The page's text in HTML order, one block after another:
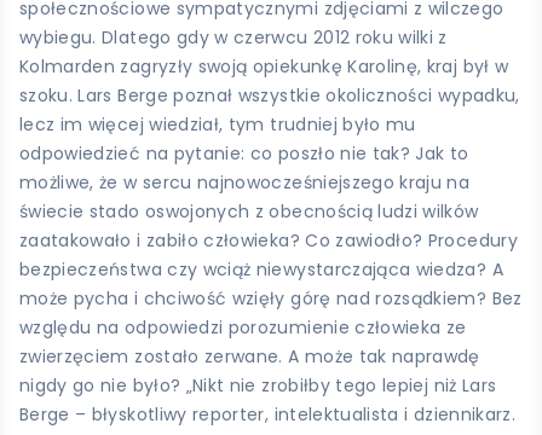
społecznościowe sympatycznymi zdjęciami z wilczego
wybiegu. Dlatego gdy w czerwcu 2012 roku wilki z
Kolmarden zagryzły swoją opiekunkę Karolinę, kraj był w
szoku. Lars Berge poznał wszystkie okoliczności wypadku,
lecz im więcej wiedział, tym trudniej było mu
odpowiedzieć na pytanie: co poszło nie tak? Jak to
możliwe, że w sercu najnowocześniejszego kraju na
świecie stado oswojonych z obecnością ludzi wilków
zaatakowało i zabiło człowieka? Co zawiodło? Procedury
bezpieczeństwa czy wciąż niewystarczająca wiedza? A
może pycha i chciwość wzięły górę nad rozsądkiem? Bez
względu na odpowiedzi porozumienie człowieka ze
zwierzęciem zostało zerwane. A może tak naprawdę
nigdy go nie było? „Nikt nie zrobiłby tego lepiej niż Lars
Berge – błyskotliwy reporter, intelektualista i dziennikarz.